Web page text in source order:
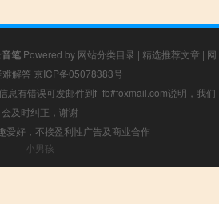
笔 Powered by 网站分类目录 | 精选推荐文章 | 网
难解答 京ICP备05078383号
息有错误可发邮件到f_fb#foxmail.com说明，我们
会及时纠正，谢谢
爱好，不接盈利性广告及商业合作
小男孩